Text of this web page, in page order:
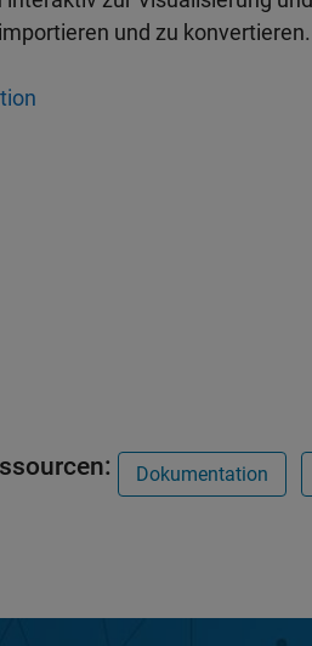
und zu konvertieren.
Dokumentation